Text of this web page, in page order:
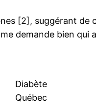
[2], suggérant de
demande bien
Diabète
Québec